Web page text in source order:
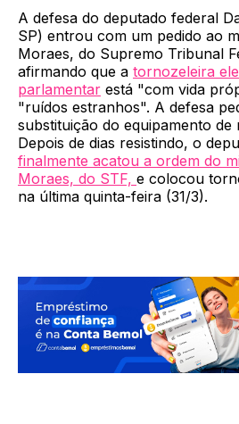
A defesa do deputado federal
SP) entrou com um pedido ao
Moraes, do Supremo Tribunal
afirmando que a tornozeleira
parlamentar está "com vida
"ruídos estranhos". A defesa
substituição do equipamento de
Depois de dias resistindo, o
finalmente acatou a ordem do
Moraes, do STF, e colocou
na última quinta-feira (31/3).